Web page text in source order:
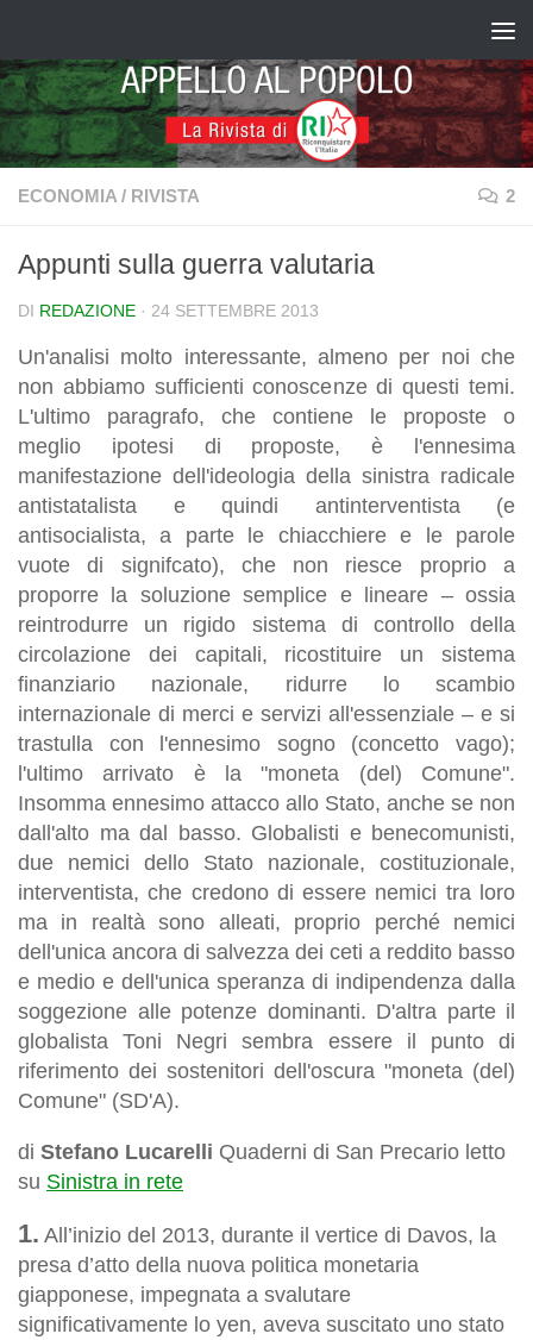
ECONOMIA / RIVISTA 2
Appunti sulla guerra valutaria
DI REDAZIONE · 24 SETTEMBRE 2013
Un'analisi molto interessante, almeno per noi che
non abbiamo sufficienti conoscenze di questi temi.
L'ultimo paragrafo, che contiene le proposte o
meglio ipotesi di proposte, è l'ennesima
manifestazione dell'ideologia della sinistra radicale
antistatalista e quindi antinterventista (e
antisocialista, a parte le chiacchiere e le parole
vuote di signifcato), che non riesce proprio a
proporre la soluzione semplice e lineare – ossia
reintrodurre un rigido sistema di controllo della
circolazione dei capitali, ricostituire un sistema
finanziario nazionale, ridurre lo scambio
internazionale di merci e servizi all'essenziale – e si
trastulla con l'ennesimo sogno (concetto vago);
l'ultimo arrivato è la "moneta (del) Comune".
Insomma ennesimo attacco allo Stato, anche se non
dall'alto ma dal basso. Globalisti e benecomunisti,
due nemici dello Stato nazionale, costituzionale,
interventista, che credono di essere nemici tra loro
ma in realtà sono alleati, proprio perché nemici
dell'unica ancora di salvezza dei ceti a reddito basso
e medio e dell'unica speranza di indipendenza dalla
soggezione alle potenze dominanti. D'altra parte il
globalista Toni Negri sembra essere il punto di
riferimento dei sostenitori dell'oscura "moneta (del)
Comune" (SD'A).
di Stefano Lucarelli Quaderni di San Precario letto
su Sinistra in rete
1. All’inizio del 2013, durante il vertice di Davos, la
presa d’atto della nuova politica monetaria
giapponese, impegnata a svalutare
significativamente lo yen, aveva suscitato uno stato